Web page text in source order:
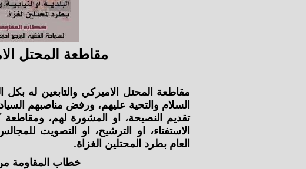
مقاطعة المحتل
مقاطعة المحتل الاميركي والتابعين له بكل
السلام والتحية عليهم، ورفض مناصبهم
تقديم النصيحة، او المشورة لهم،
الاستفتاء، او الترشيح، او التصويت
العام بطرد المحتلين الغزاة.
خطاب المقاومة